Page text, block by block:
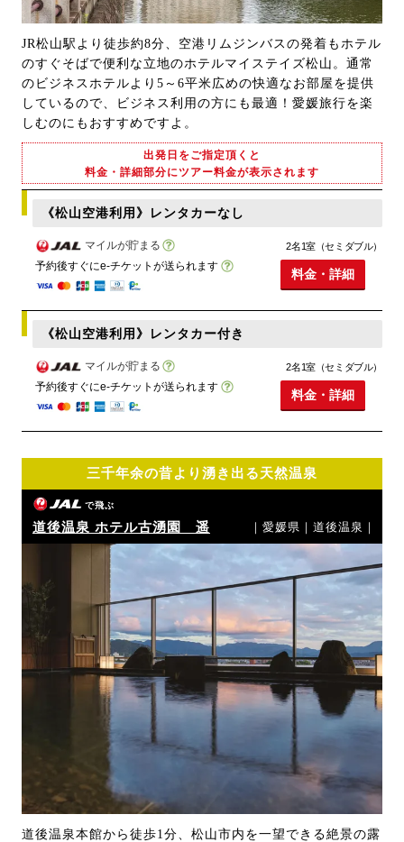
JR松山駅より徒歩約8分、空港リムジンバスの発着もホテル
のすぐそばで便利な立地のホテルマイステイズ松山。通常
のビジネスホテルより5～6平米広めの快適なお部屋を提供
しているので、ビジネス利用の方にも最適！愛媛旅行を楽
しむのにもおすすめですよ。
出発日をご指定頂くと
料金・詳細部分にツアー料金が表示されます
《松山空港利用》レンタカーなし
マイルが貯まる
予約後すぐにe-チケットが送られます
2名1室（セミダブル）
料金・詳細
《松山空港利用》レンタカー付き
マイルが貯まる
予約後すぐにe-チケットが送られます
2名1室（セミダブル）
料金・詳細
三千年余の昔より湧き出る天然温泉
で飛ぶ
道後温泉 ホテル古湧園 遥 ｜愛媛県｜道後温泉｜
道後温泉本館から徒歩1分、松山市内を一望できる絶景の露